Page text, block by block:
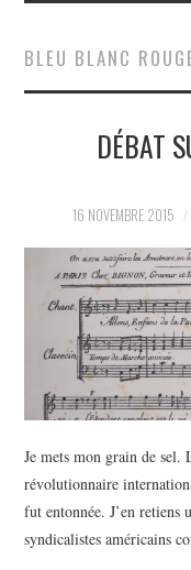
BRÈVES
JURIDIQUE
HISTOIRE
CULTURE
SPORT
BLEU BLANC
DÉBAT
16 NOVEMBRE 2015
Je mets mon grain de sel.
révolutionnaire
fut entonnée. J’en retiens
syndicalistes américains